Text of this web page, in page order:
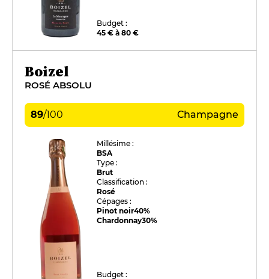
Budget :
45 € à 80 €
Boizel
ROSÉ ABSOLU
89/100 Champagne
Millésime :
BSA
Type :
Brut
Classification :
Rosé
Cépages :
Pinot noir40%
Chardonnay30%
Budget :